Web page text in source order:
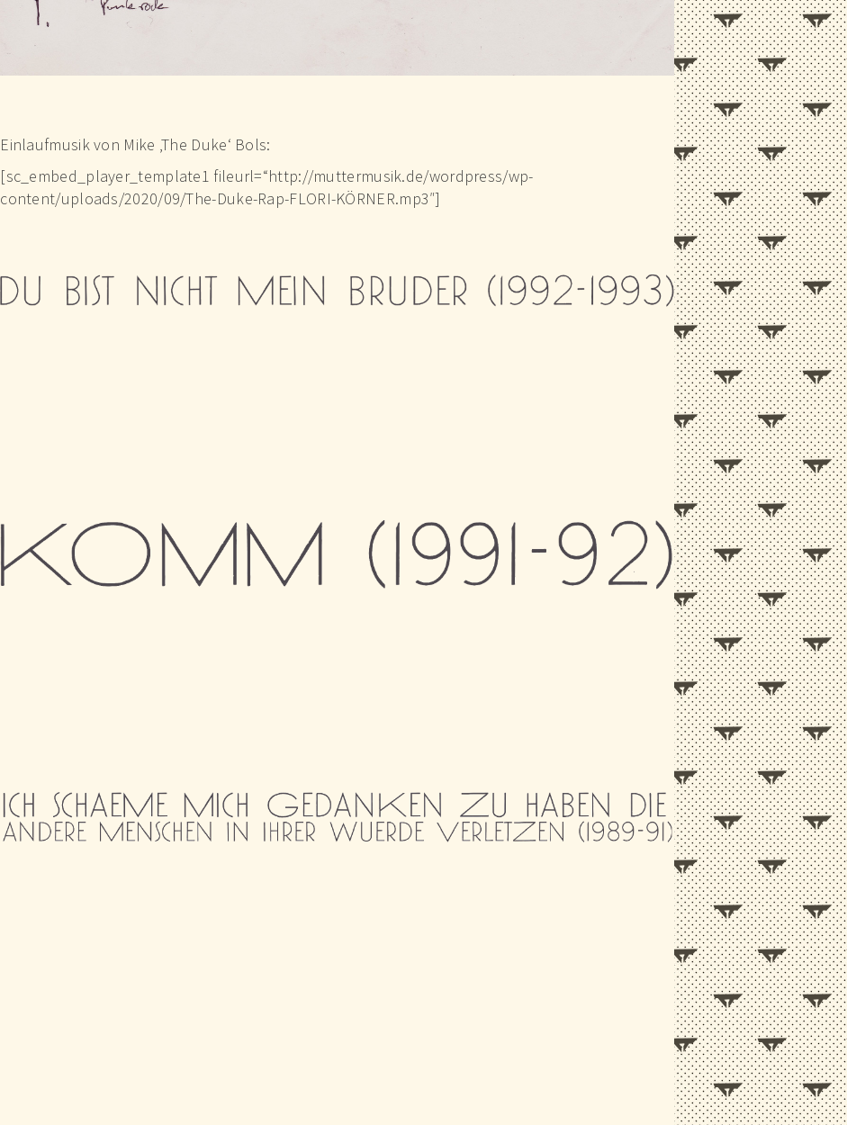
Einlaufmusik von Mike ‚The Duke‘ Bols:
[sc_embed_player_template1 fileurl=“http://muttermusik.de/wordpress/wp-
content/uploads/2020/09/The-Duke-Rap-FLORI-KÖRNER.mp3″]